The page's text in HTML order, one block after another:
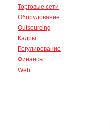
Торговые сети
Оборудование
Outsourcing
Кадры
Регулирование
Финансы
Web